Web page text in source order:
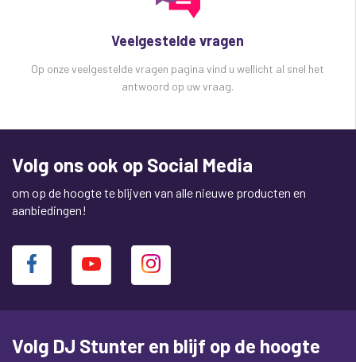
Veelgestelde vragen
Op onze veelgestelde vragen pagina vind u wellicht al snel het
antwoord op uw vraag.
Volg ons ook op Social Media
om op de hoogte te blijven van alle nieuwe producten en
aanbiedingen!
Volg DJ Stunter en blijf op de hoogte